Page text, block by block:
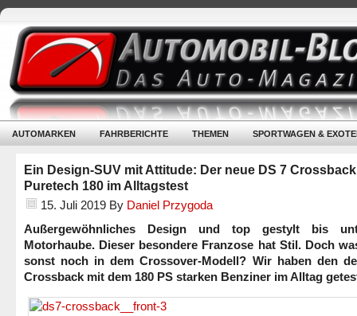
AUTOMARKEN FAHRBERICHTE THEMEN SPORTWAGEN &
Ein Design-SUV mit Attitude: Der neue DS 7 Crossback
Puretech 180 im Alltagstest
15. Juli 2019 By Daniel Przygoda
Außergewöhnliches Design und top gestylt bis
Motorhaube. Dieser besondere Franzose hat Stil. Doch
sonst noch in dem Crossover-Modell? Wir haben den
Crossback mit dem 180 PS starken Benziner im Alltag